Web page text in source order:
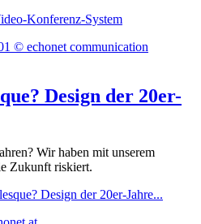
Konferenz-System
Design der 20er-
Wir haben mit unserem
Zukunft riskiert.
Design der 20er-Jahre...